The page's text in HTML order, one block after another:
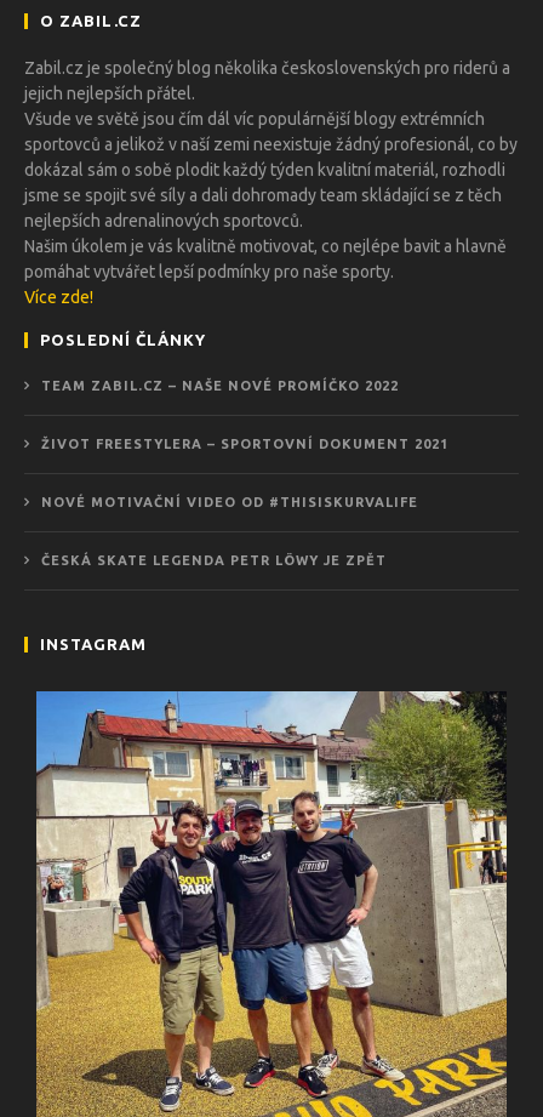
O ZABIL.CZ
Zabil.cz je společný blog několika československých pro riderů a
jejich nejlepších přátel.
Všude ve světě jsou čím dál víc populárnější blogy extrémních
sportovců a jelikož v naší zemi neexistuje žádný profesionál, co by
dokázal sám o sobě plodit každý týden kvalitní materiál, rozhodli
jsme se spojit své síly a dali dohromady team skládající se z těch
nejlepších adrenalinových sportovců.
Našim úkolem je vás kvalitně motivovat, co nejlépe bavit a hlavně
pomáhat vytvářet lepší podmínky pro naše sporty.
Více zde!
POSLEDNÍ ČLÁNKY
TEAM ZABIL.CZ – NAŠE NOVÉ PROMÍČKO 2022
ŽIVOT FREESTYLERA – SPORTOVNÍ DOKUMENT 2021
NOVÉ MOTIVAČNÍ VIDEO OD #THISISKURVALIFE
ČESKÁ SKATE LEGENDA PETR LÖWY JE ZPĚT
INSTAGRAM